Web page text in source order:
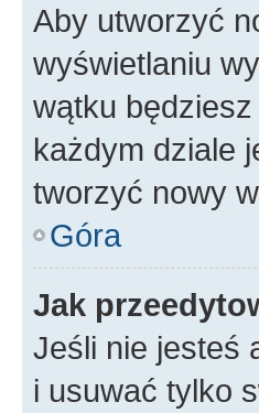
Aby utworzyć
wyświetlaniu
wątku
każdym dziale
tworzyć nowy
Góra
Jak
Jeśli nie jesteś
i usuwać tylko